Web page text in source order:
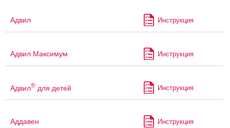
Адвил Инструкция
Адвил Максимум Инструкция
Адвил® для детей Инструкция
Аддавен Инструкция